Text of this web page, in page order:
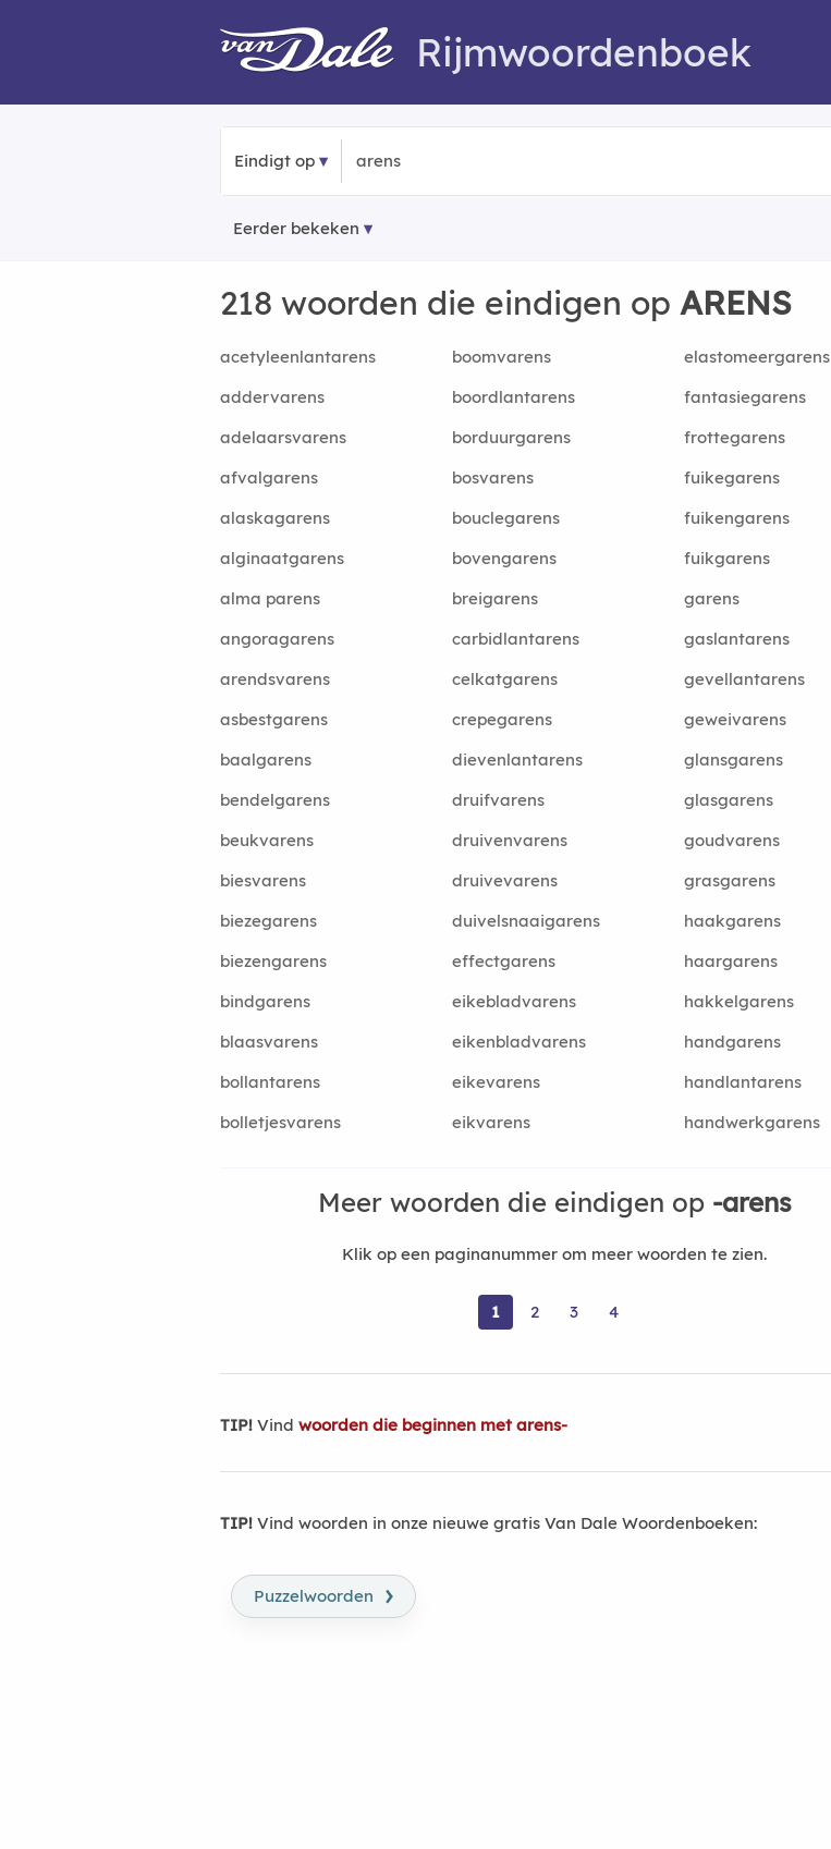
Rijmwoordenboek
Eindigt op
Eerder bekeken
218 woorden die eindigen op ARENS
acetyleenlantarens boomvarens
elastomeergarens
addervarens
boordlantarens
fantasiegarens
adelaarsvarens
borduurgarens
frottegarens
afvalgarens
bosvarens
fuikegarens
alaskagarens
bouclegarens
fuikengarens
alginaatgarens
bovengarens
fuikgarens
alma parens
breigarens
garens
angoragarens
carbidlantarens
gaslantarens
arendsvarens
celkatgarens
gevellantarens
asbestgarens
crepegarens
geweivarens
baalgarens
dievenlantarens
glansgarens
bendelgarens
druifvarens
glasgarens
beukvarens
druivenvarens
goudvarens
biesvarens
druivevarens
grasgarens
biezegarens
duivelsnaaigarens
haakgarens
biezengarens
effectgarens
haargarens
bindgarens
eikebladvarens
hakkelgarens
blaasvarens
eikenbladvarens
handgarens
bollantarens
eikevarens
handlantarens
bolletjesvarens
eikvarens handwerkgarens
Meer woorden die eindigen op -arens
Klik op een paginanummer om meer woorden te zien.
1 2 3 4
TIP! Vind woorden die beginnen met arens-
TIP! Vind woorden in onze nieuwe gratis Van Dale Woordenboeken:
Puzzelwoorden ›